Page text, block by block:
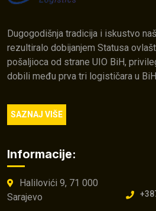
Dugogodišnja tradicija i iskustvo
rezultiralo dobijanjem Statusa
pošaljioca od strane UIO BiH,
dobili među prva tri logističara u BiH.
SAZNAJ VIŠE
Informacije:
Halilovići 9, 71 000
Sarajevo